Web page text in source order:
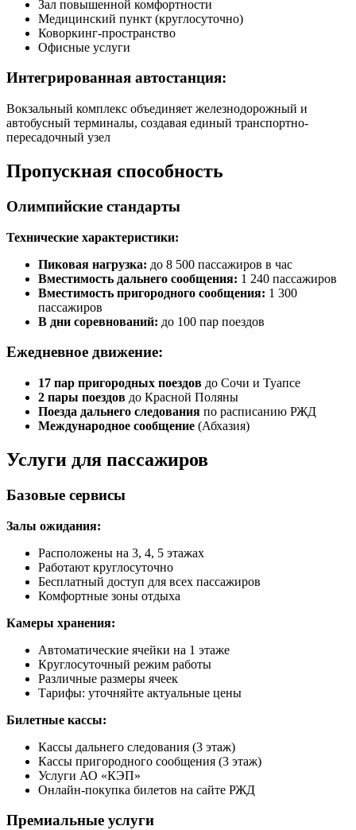
Зал повышенной комфортности
Медицинский пункт (круглосуточно)
Коворкинг-пространство
Офисные услуги
Интегрированная автостанция:
Вокзальный комплекс объединяет железнодорожный и
автобусный терминалы, создавая единый транспортно-
пересадочный узел
Пропускная способность
Олимпийские стандарты
Технические характеристики:
Пиковая нагрузка: до 8 500 пассажиров в час
Вместимость дальнего сообщения: 1 240 пассажиров
Вместимость пригородного сообщения: 1 300
пассажиров
В дни соревнований: до 100 пар поездов
Ежедневное движение:
17 пар пригородных поездов до Сочи и Туапсе
2 пары поездов до Красной Поляны
Поезда дальнего следования по расписанию РЖД
Международное сообщение (Абхазия)
Услуги для пассажиров
Базовые сервисы
Залы ожидания:
Расположены на 3, 4, 5 этажах
Работают круглосуточно
Бесплатный доступ для всех пассажиров
Комфортные зоны отдыха
Камеры хранения:
Автоматические ячейки на 1 этаже
Круглосуточный режим работы
Различные размеры ячеек
Тарифы: уточняйте актуальные цены
Билетные кассы:
Кассы дальнего следования (3 этаж)
Кассы пригородного сообщения (3 этаж)
Услуги АО «КЭП»
Онлайн-покупка билетов на сайте РЖД
Премиальные услуги